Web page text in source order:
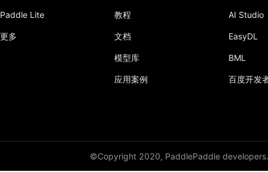
Paddle Lite
更多
教程
文档
模型库
应用案例
AI Studio
EasyDL
BML
百度开发
©Copyright 2020, PaddlePaddle developers.